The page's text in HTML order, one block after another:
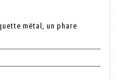
métal, un phare